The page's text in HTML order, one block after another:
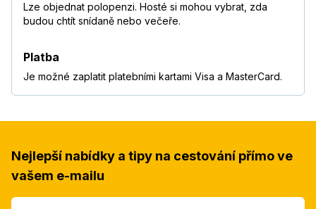
Lze objednat polopenzi. Hosté si mohou vybrat, zda
budou chtít snídaně nebo večeře.
Platba
Je možné zaplatit platebními kartami Visa a MasterCard.
Nejlepší nabídky a tipy na cestování přímo ve
vašem e-mailu